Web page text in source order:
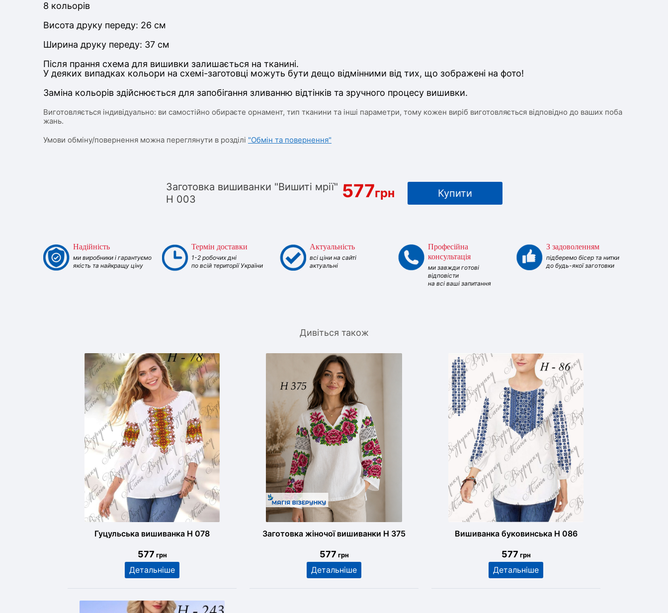
8 кольорів
Висота друку переду: 26 см
Ширина друку переду: 37 см
Після прання схема для вишивки залишається на тканині.
У деяких випадках кольори на схемі-заготовці можуть бути дещо відмінними від тих, що зображені на фото!
Заміна кольорів здійснюється для запобігання зливанню відтінків та зручного процесу вишивки.
Виготовляється індивідуально: ви самостійно обираєте орнамент, тип тканини та інші параметри, тому кожен виріб виготовляється відповідно до ваших поба
жань.
Умови обміну/повернення можна переглянути в розділі "Обмін та повернення"
Заготовка вишиванки "Вишиті мрії"
Н 003
577грн Купити
Надійність
ми виробники і гарантуємо
якість та найкращу ціну
Термін доставки
1-2 робочих дні
по всій території України
Актуальність
всі ціни на сайті
актуальні
Професійна
консультація
ми завжди готові
відповісти
на всі ваші запитання
З задоволенням
підберемо бісер та нитки
до будь-якої заготовки
Дивіться також
Гуцульська вишиванка Н 078
577 грн
Детальніше
Заготовка жіночої вишиванки Н 375
577 грн
Детальніше
Вишиванка буковинська Н 086
577 грн
Детальніше